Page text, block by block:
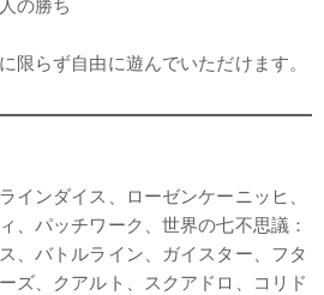
の勝ち
限らず自由に遊んでいただけます。
インダイス、ローゼンケーニッヒ、
、パッチワーク、世界の七不思議：
、バトルライン、ガイスター、フタ
ズ、クアルト、スクアドロ、コリド